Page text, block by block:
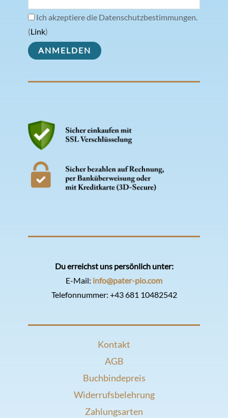
Ich akzeptiere die Datenschutzbestimmungen.
(Link)
Du erreichst uns persönlich unter:
E-Mail: info@pater-pio.com
Telefonnummer: +43 681 10482542
Kontakt
AGB
Buchbindepreis
Widerrufsbelehrung
Zahlungsarten